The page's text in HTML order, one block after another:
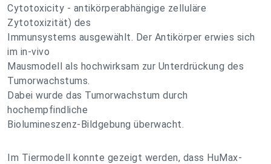
Cytotoxicity - antikörperabhängige zelluläre
Zytotoxizität) des
Immunsystems ausgewählt. Der Antikörper erwies sich
im in-vivo
Mausmodell als hochwirksam zur Unterdrückung des
Tumorwachstums.
Dabei wurde das Tumorwachstum durch
hochempfindliche
Biolumineszenz-Bildgebung überwacht.
Im Tiermodell konnte gezeigt werden, dass HuMax-